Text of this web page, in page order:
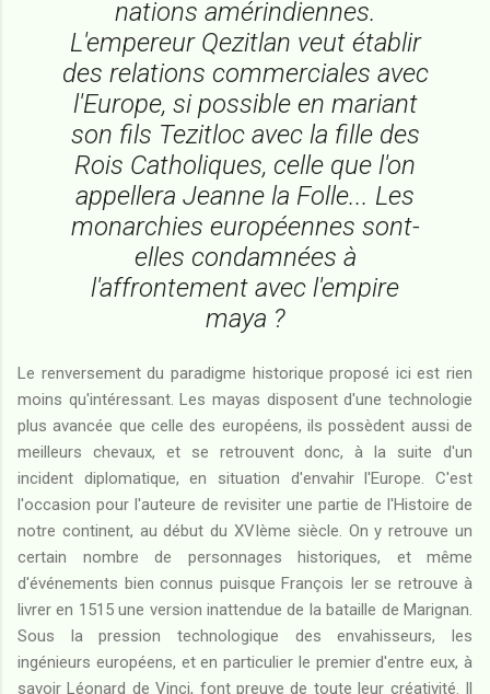
nations amérindiennes.
L'empereur Qezitlan veut établir
des relations commerciales avec
l'Europe, si possible en mariant
son fils Tezitloc avec la fille des
Rois Catholiques, celle que l'on
appellera Jeanne la Folle... Les
monarchies européennes sont-
elles condamnées à
l'affrontement avec l'empire
maya ?
Le renversement du paradigme historique proposé ici est rien
moins qu'intéressant. Les mayas disposent d'une technologie
plus avancée que celle des européens, ils possèdent aussi de
meilleurs chevaux, et se retrouvent donc, à la suite d'un
incident diplomatique, en situation d'envahir l'Europe. C'est
l'occasion pour l'auteure de revisiter une partie de l'Histoire de
notre continent, au début du XVIème siècle. On y retrouve un
certain nombre de personnages historiques, et même
d'événements bien connus puisque François Ier se retrouve à
livrer en 1515 une version inattendue de la bataille de Marignan.
Sous la pression technologique des envahisseurs, les
ingénieurs européens, et en particulier le premier d'entre eux, à
savoir Léonard de Vinci, font preuve de toute leur créativité. Il